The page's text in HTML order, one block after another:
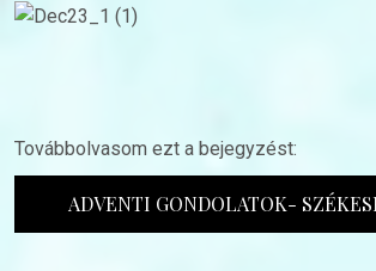
Továbbolvasom ezt a bejegyzést:
ADVENTI GONDOLATOK-